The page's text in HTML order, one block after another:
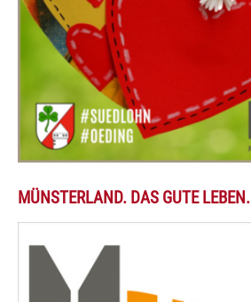
MÜNSTERLAND. DAS GUTE LEBEN.